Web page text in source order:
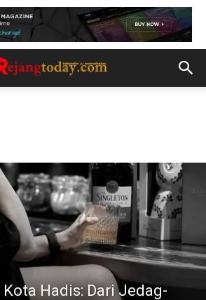
Hadis: Dari Jedag-